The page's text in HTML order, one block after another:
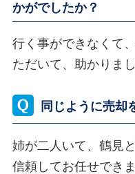
かがでしたか？
行く事ができなくて
ただいて、助かりまし
同じように売却
姉が二人いて、鶴見
信頼してお任せでき